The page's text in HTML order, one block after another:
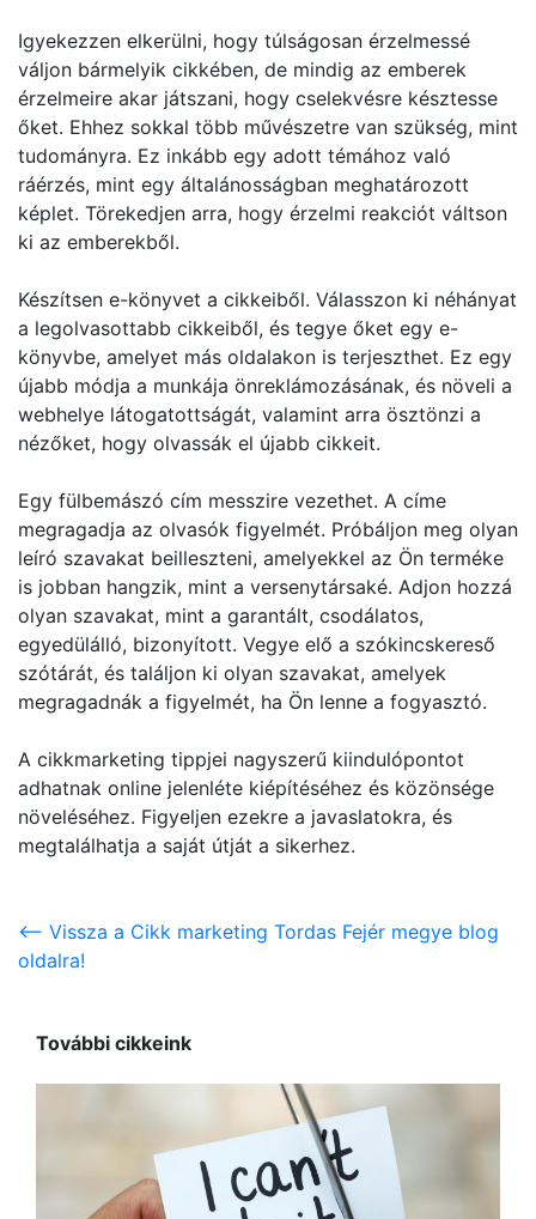
Igyekezzen elkerülni, hogy túlságosan érzelmessé
váljon bármelyik cikkében, de mindig az emberek
érzelmeire akar játszani, hogy cselekvésre késztesse
őket. Ehhez sokkal több művészetre van szükség, mint
tudományra. Ez inkább egy adott témához való
ráérzés, mint egy általánosságban meghatározott
képlet. Törekedjen arra, hogy érzelmi reakciót váltson
ki az emberekből.
Készítsen e-könyvet a cikkeiből. Válasszon ki néhányat
a legolvasottabb cikkeiből, és tegye őket egy e-
könyvbe, amelyet más oldalakon is terjeszthet. Ez egy
újabb módja a munkája önreklámozásának, és növeli a
webhelye látogatottságát, valamint arra ösztönzi a
nézőket, hogy olvassák el újabb cikkeit.
Egy fülbemászó cím messzire vezethet. A címe
megragadja az olvasók figyelmét. Próbáljon meg olyan
leíró szavakat beilleszteni, amelyekkel az Ön terméke
is jobban hangzik, mint a versenytársaké. Adjon hozzá
olyan szavakat, mint a garantált, csodálatos,
egyedülálló, bizonyított. Vegye elő a szókincskereső
szótárát, és találjon ki olyan szavakat, amelyek
megragadnák a figyelmét, ha Ön lenne a fogyasztó.
A cikkmarketing tippjei nagyszerű kiindulópontot
adhatnak online jelenléte kiépítéséhez és közönsége
növeléséhez. Figyeljen ezekre a javaslatokra, és
megtalálhatja a saját útját a sikerhez.
<-- Vissza a Cikk marketing Tordas Fejér megye blog
oldalra!
További cikkeink